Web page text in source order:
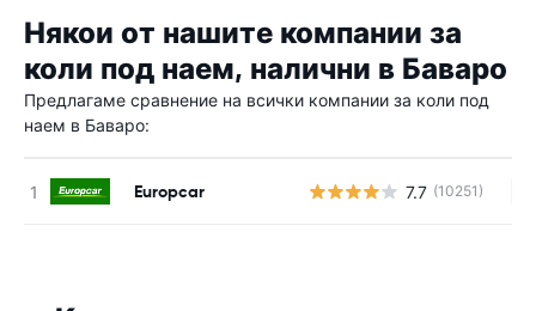
Някои от нашите компании за
коли под наем, налични в Баваро
Предлагаме сравнение на всички компании за коли под
наем в Баваро:
Europcar 7.7 (10251)